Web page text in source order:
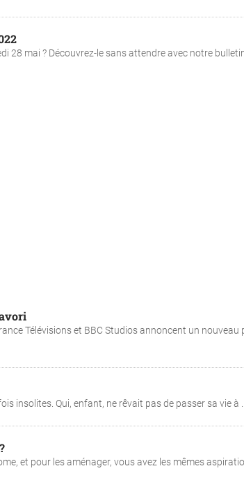
28 mai ? Découvrez-le sans attendre avec notre
Télévisions et BBC Studios annoncent un nouveau
insolites. Qui, enfant, ne rêvait pas de passer sa vie à
et pour les aménager, vous avez les mêmes